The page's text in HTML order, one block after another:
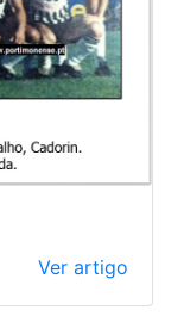
Ver artigo